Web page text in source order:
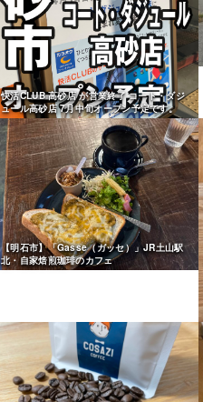
快活CLUB 高砂店 が営業終了 コート・ダジ
ュール高砂店 7月中旬オープン予定です。
【明石市】「Gasse（ガッセ）」JR土山駅
北・自家焙煎珈琲のカフェ